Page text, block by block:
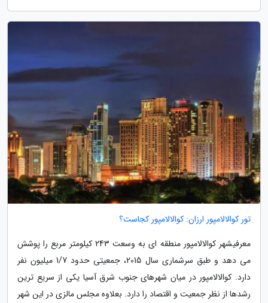
تور کوالالامپور ارزان: کوالالامپور کجاست؟
معرفیشهر کوالالامپور منطقه ای به وسعت 243 کیلومتر مربع را پوشش
می دهد و طبق سرشماری سال 2015، جمعیتی حدود 1/7 میلیون نفر
دارد. کوالالامپور در میان شهرهای جنوب شرق آسیا یکی از سریع ترین
رشدها از نظر جمعیت و اقتصاد را دارد. بعلاوه مجلس مالزی در این شهر